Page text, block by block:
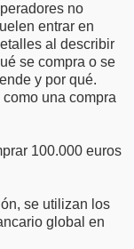
no
entrar en
al describir
se compra o se
y por qué.
una compra
100.000 euros
se utilizan los
global en